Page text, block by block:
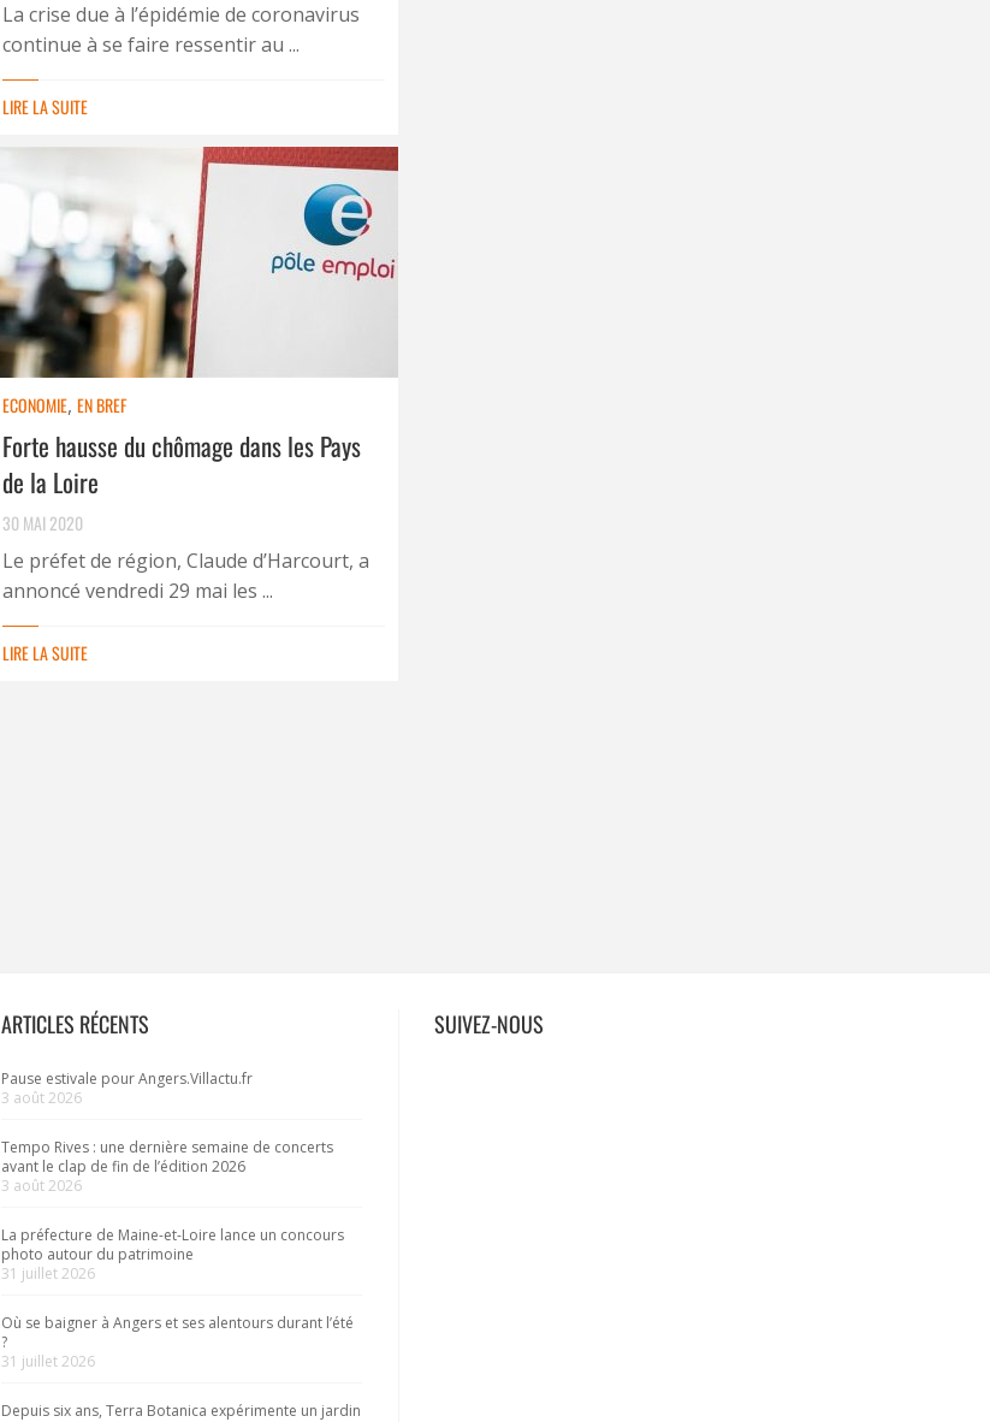
La crise due à l’épidémie de coronavirus
continue à se faire ressentir au ...
LIRE LA SUITE
ECONOMIE, EN BREF
Forte hausse du chômage dans les Pays
de la Loire
30 MAI 2020
Le préfet de région, Claude d’Harcourt, a
annoncé vendredi 29 mai les ...
LIRE LA SUITE
ARTICLES RÉCENTS
Pause estivale pour Angers.Villactu.fr
3 août 2026
Tempo Rives : une dernière semaine de concerts
avant le clap de fin de l’édition 2026
3 août 2026
La préfecture de Maine-et-Loire lance un concours
photo autour du patrimoine
31 juillet 2026
Où se baigner à Angers et ses alentours durant l’été
?
31 juillet 2026
Depuis six ans, Terra Botanica expérimente un jardin
SUIVEZ-NOUS